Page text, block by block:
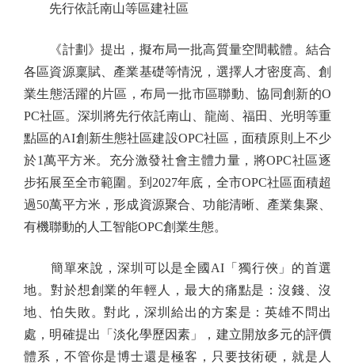
先行依託南山等區建社區
《計劃》提出，擬布局一批高質量空間載體。結合
各區資源稟賦、產業基礎等情況，選擇人才密度高、創
業生態活躍的片區，布局一批市區聯動、協同創新的O
PC社區。深圳將先行依託南山、龍崗、福田、光明等重
點區的AI創新生態社區建設OPC社區，面積原則上不少
於1萬平方米。充分激發社會主體力量，將OPC社區逐
步拓展至全市範圍。到2027年底，全市OPC社區面積超
過50萬平方米，形成資源聚合、功能清晰、產業集聚、
有機聯動的人工智能OPC創業生態。
簡單來說，深圳可以是全國AI「獨行俠」的首選
地。對於想創業的年輕人，最大的痛點是：沒錢、沒
地、怕失敗。對此，深圳給出的方案是：英雄不問出
處，明確提出「淡化學歷因素」，建立開放多元的評價
體系，不管你是博士還是極客，只要技術硬，就是人